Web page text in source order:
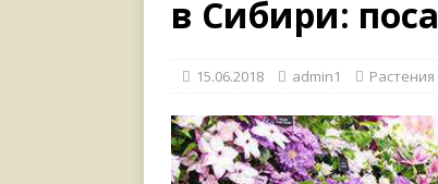
[ 18.06.2021 ] 45
в Сибири:
15.06.2018 admin1 Растения